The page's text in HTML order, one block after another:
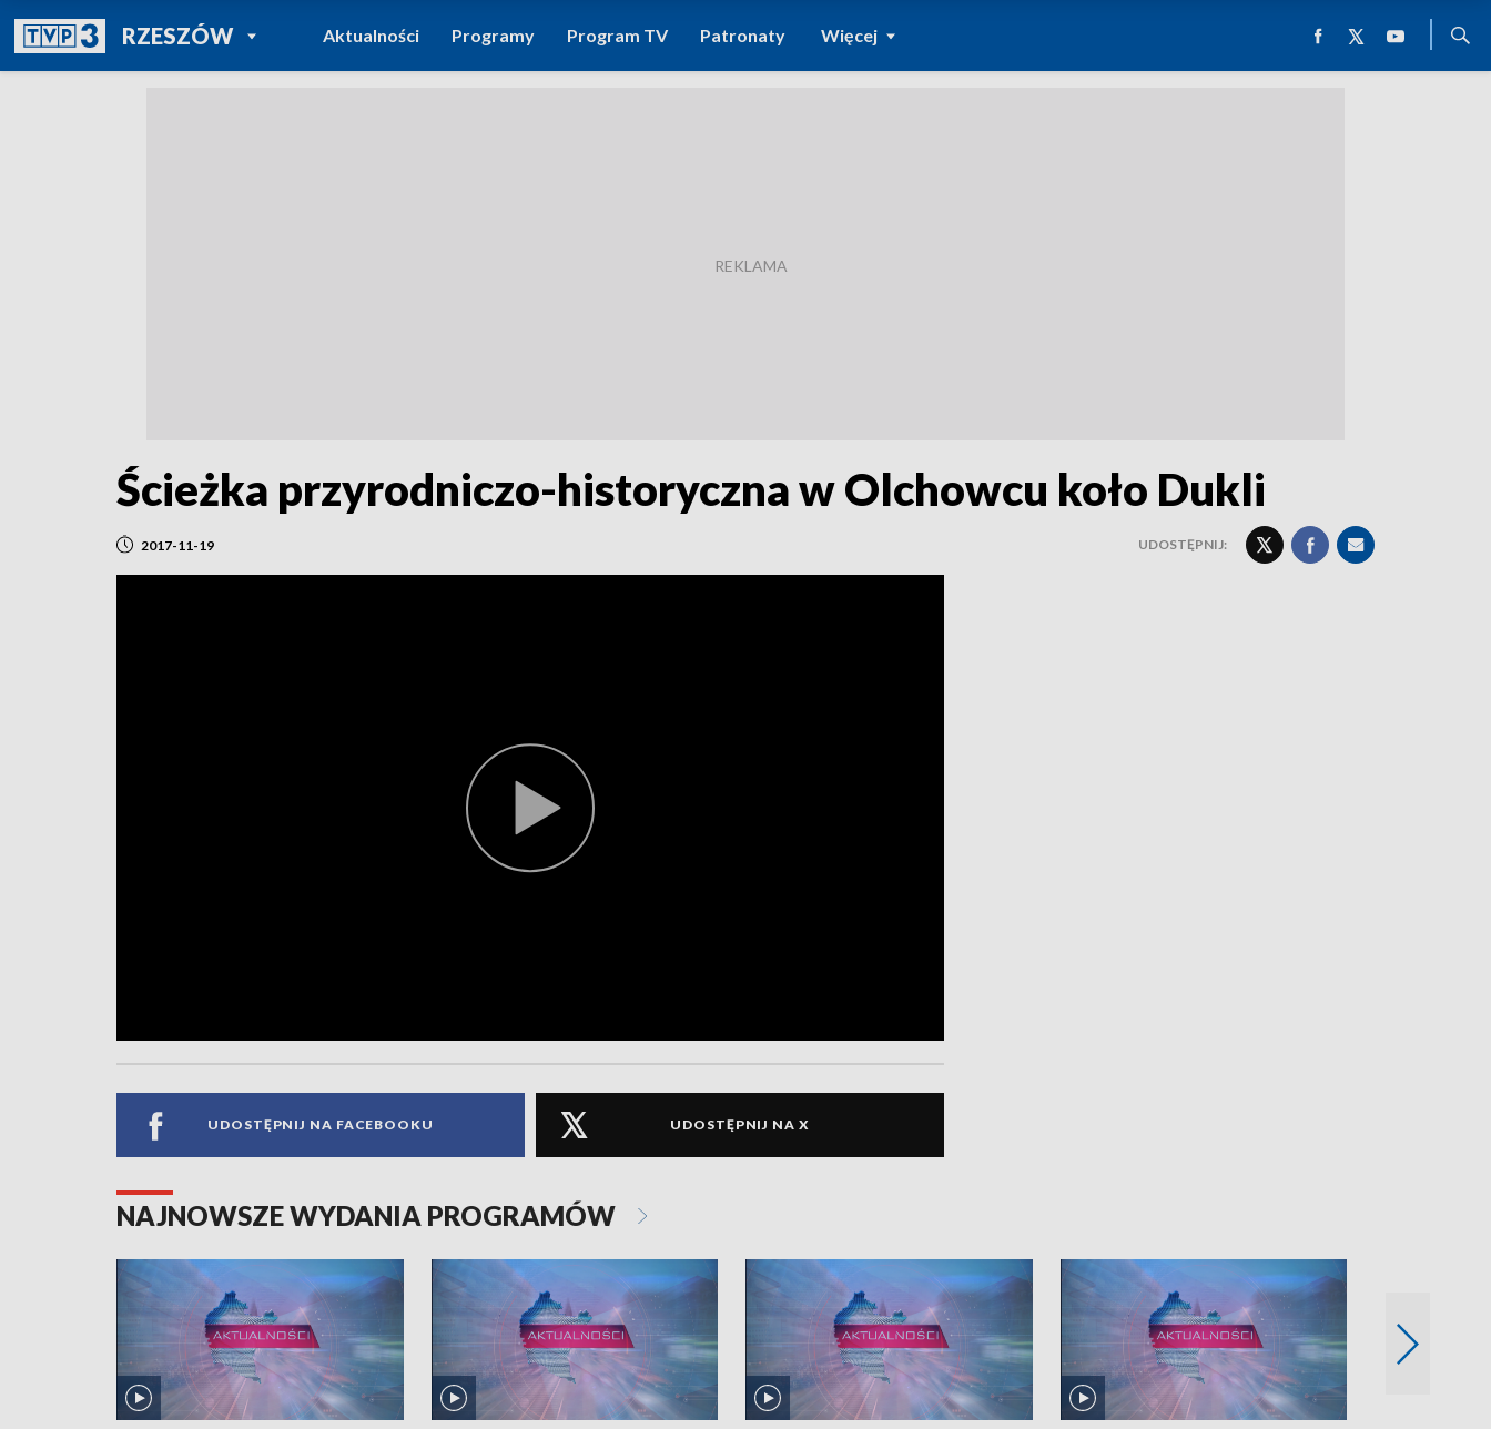
RZESZÓWPOWRÓT DO
TVP REGIONY
Aktualności Programy Program TV Patronaty Więcej
Ścieżka przyrodniczo-historyczna w Olchowcu koło Dukli
2017-11-19 UDOSTĘPNIJ:
UDOSTĘPNIJ NA FACEBOOKU UDOSTĘPNIJ NA X
NAJNOWSZE WYDANIA PROGRAMÓW